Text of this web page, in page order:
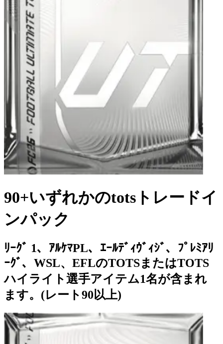
90+いずれかのtotsトレードイ
ンパック
ﾘｰｸﾞ 1、ｱﾙｹﾏPL、ｴｰﾙﾃﾞｨｳﾞｨｼﾞ、ﾌﾟﾚﾐｱﾘ
ｰｸﾞ、WSL、EFLのTOTSまたはTOTS
ハイライト選手アイテム1名が含まれ
ます。(レート90以上)